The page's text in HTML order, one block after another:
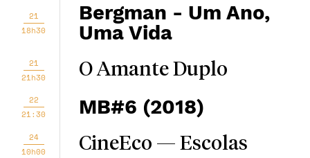
21
18h30
Bergman - Um Ano,
Uma Vida
21
21h30
O Amante Duplo
22
21:30
MB#6 (2018)
24
10h00
CineEco — Escolas